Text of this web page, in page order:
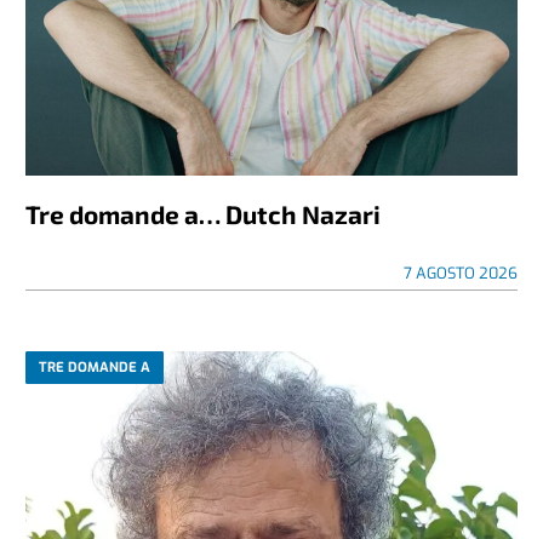
Tre domande a… Dutch Nazari
7 AGOSTO 2026
TRE DOMANDE A